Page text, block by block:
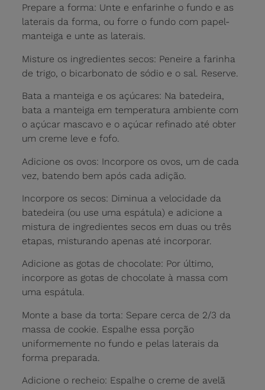
Prepare a forma: Unte e enfarinhe o fundo e as
laterais da forma, ou forre o fundo com papel-
manteiga e unte as laterais.
Misture os ingredientes secos: Peneire a farinha
de trigo, o bicarbonato de sódio e o sal. Reserve.
Bata a manteiga e os açúcares: Na batedeira,
bata a manteiga em temperatura ambiente com
o açúcar mascavo e o açúcar refinado até obter
um creme leve e fofo.
Adicione os ovos: Incorpore os ovos, um de cada
vez, batendo bem após cada adição.
Incorpore os secos: Diminua a velocidade da
batedeira (ou use uma espátula) e adicione a
mistura de ingredientes secos em duas ou três
etapas, misturando apenas até incorporar.
Adicione as gotas de chocolate: Por último,
incorpore as gotas de chocolate à massa com
uma espátula.
Monte a base da torta: Separe cerca de 2/3 da
massa de cookie. Espalhe essa porção
uniformemente no fundo e pelas laterais da
forma preparada.
Adicione o recheio: Espalhe o creme de avelã